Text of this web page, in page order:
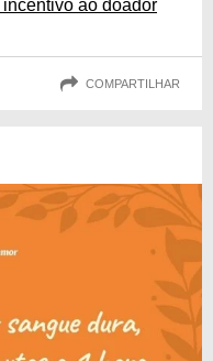
ao doador
COMPARTILHAR